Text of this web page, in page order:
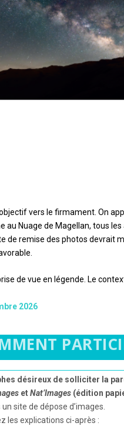
vers le firmament. On
au Nuage de Magellan, tous
de remise des photos devrait
de vue en légende. Le
2026
désireux de solliciter la
etNat’Images(édition
site de dépose d’images.
les explications ci-après :